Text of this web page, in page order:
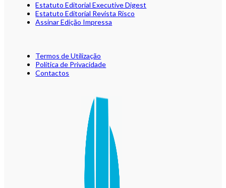
Estatuto Editorial Executive Digest
Estatuto Editorial Revista Risco
Assinar Edição Impressa
Termos de Utilização
Política de Privacidade
Contactos